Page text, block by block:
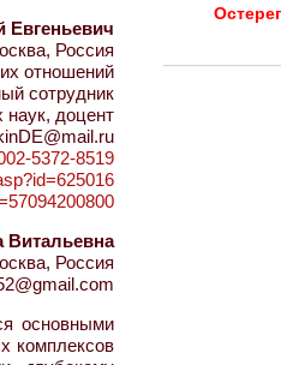
Евгеньевич
Россия
отношений
сотрудник
наук, доцент
5372-8519
Россия
основными
комплексов